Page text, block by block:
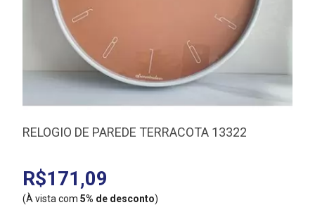
RELOGIO DE PAREDE TERRACOTA 13322
R$171,09
(À vista com 5% de desconto)